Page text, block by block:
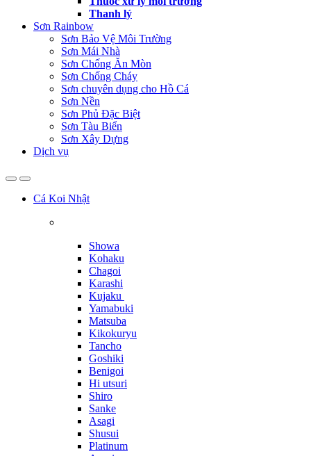
Thanh lý
Sơn Rainbow
Sơn Bảo Vệ Môi Trường
Sơn Mái Nhà
Sơn Chống Ăn Mòn
Sơn Chống Cháy
Sơn chuyên dụng cho Hồ Cá
Sơn Nền
Sơn Phủ Đặc Biệt
Sơn Tàu Biển
Sơn Xây Dựng
Dịch vụ
Cá Koi Nhật
Showa
Kohaku
Chagoi
Karashi
Kujaku
Yamabuki
Matsuba
Kikokuryu
Tancho
Goshiki
Benigoi
Hi utsuri
Shiro
Sanke
Asagi
Shusui
Platinum